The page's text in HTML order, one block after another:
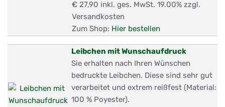
€ 27,90 inkl. ges. MwSt. 19.00% zzgl.
Versandkosten
Zum Shop: Hier bestellen
Leibchen mit Wunschaufdruck
Sie erhalten nach Ihren Wünschen
bedruckte Leibchen. Diese sind sehr gut
verarbeitet und extrem reißfest (Material:
100 % Poyester).